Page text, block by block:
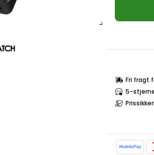
Fri fragt
5-